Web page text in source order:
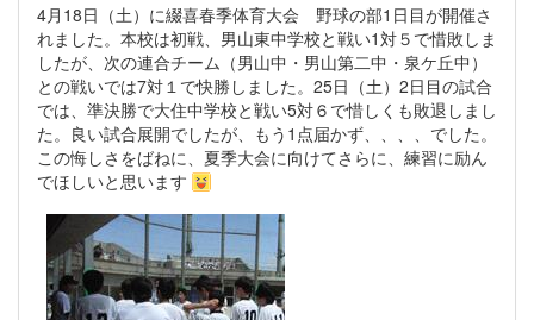
4月18日（土）に綴喜春季体育大会 野球の部1日目が開催さ
れました。本校は初戦、男山東中学校と戦い1対５で惜敗しま
したが、次の連合チーム（男山中・男山第二中・泉ケ丘中）
との戦いでは7対１で快勝しました。25日（土）2日目の試合
では、準決勝で大住中学校と戦い5対６で惜しくも敗退しまし
た。良い試合展開でしたが、もう1点届かず、、、、でした。
この悔しさをばねに、夏季大会に向けてさらに、練習に励ん
でほしいと思います